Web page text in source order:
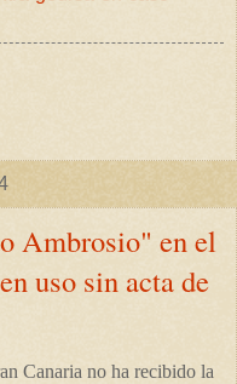
Ambrosio" en el
uso sin acta de
Canaria no ha recibido la